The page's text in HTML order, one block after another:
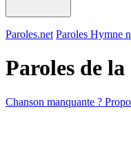
Paroles.net Paroles Hymne
Paroles de
Chanson manquante ?